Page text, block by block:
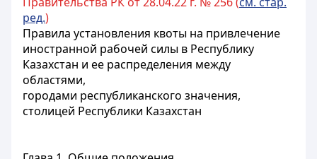
ред.)
Правила установления квоты на привлечение
иностранной рабочей силы в Республику
Казахстан и ее распределения между
областями,
городами республиканского значения,
столицей Республики Казахстан